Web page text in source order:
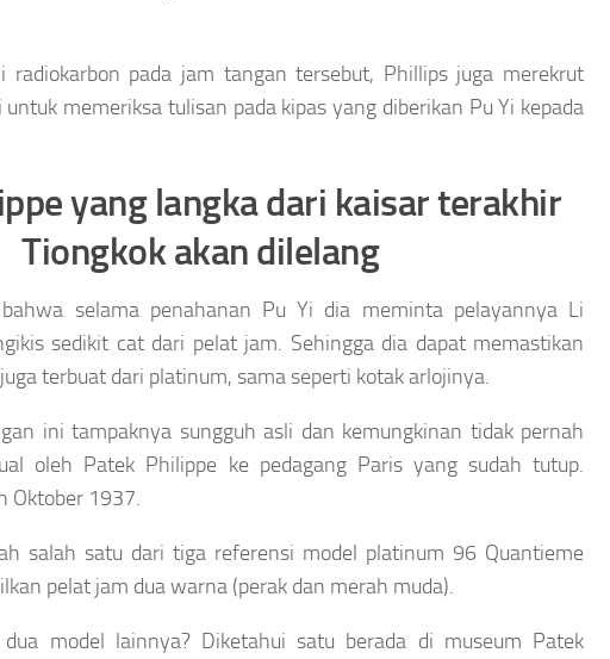
radiokarbon pada jam tangan tersebut, Phillips juga merekrut
memeriksa tulisan pada kipas yang diberikan Pu Yi kepada
yang langka dari kaisar terakhir
Tiongkok akan dilelang
bahwa selama penahanan Pu Yi dia meminta pelayannya Li
sedikit cat dari pelat jam. Sehingga dia dapat memastikan
terbuat dari platinum, sama seperti kotak arlojinya.
ini tampaknya sungguh asli dan kemungkinan tidak pernah
oleh Patek Philippe ke pedagang Paris yang sudah tutup.
Oktober 1937.
salah satu dari tiga referensi model platinum 96 Quantieme
pelat jam dua warna (perak dan merah muda).
dua model lainnya? Diketahui satu berada di museum Patek